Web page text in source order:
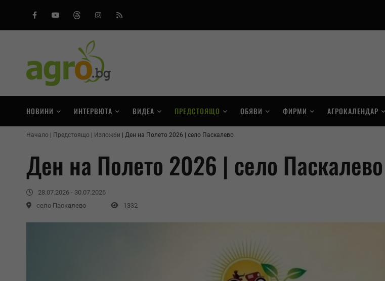
FacebookYoutubeThreadsInstagram
RSS
НОВИНИ ИНТЕРВЮТА ВИДЕА ПРЕДСТОЯЩО ОБЯВИ ФИРМИ АГРОКАЛЕНДАР
Начало Предстоящо Изложби Ден на Полето 2026 | село Паскалево
Ден на Полето 2026 | село Паскалево
28.07.2026 - 30.07.2026
село Паскалево
1332